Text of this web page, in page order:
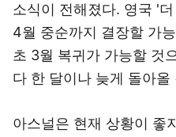
소식이 전해졌다. 영국 '
4월 중순까지 결장할 가
초 3월 복귀가 가능할 것
다 한 달이나 늦게 돌아
아스널은 현재 상황이 좋